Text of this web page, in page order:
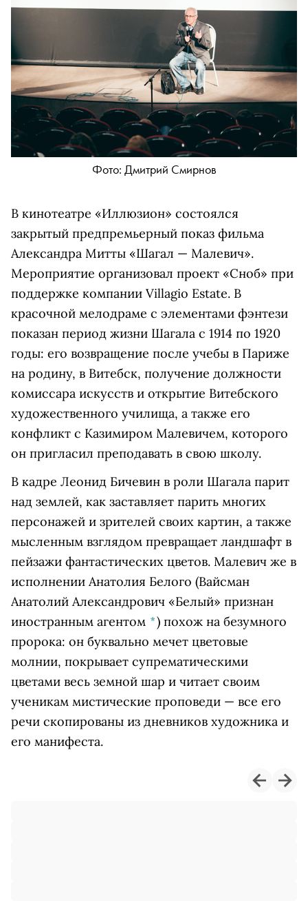
Фото: Дмитрий Смирнов
В кинотеатре «Иллюзион» состоялся
закрытый предпремьерный показ фильма
Александра Митты «Шагал — Малевич».
Мероприятие организовал проект «Сноб» при
поддержке компании Villagio Estate. В
красочной мелодраме с элементами фэнтези
показан период жизни Шагала с 1914 по 1920
годы: его возвращение после учебы в Париже
на родину, в Витебск, получение должности
комиссара искусств и открытие Витебского
художественного училища, а также его
конфликт с Казимиром Малевичем, которого
он пригласил преподавать в свою школу.
В кадре Леонид Бичевин в роли Шагала парит
над землей, как заставляет парить многих
персонажей и зрителей своих картин, а также
мысленным взглядом превращает ландшафт в
пейзажи фантастических цветов. Малевич же в
исполнении Анатолия Белого (Вайсман
Анатолий Александрович «Белый» признан
иностранным агентом *) похож на безумного
пророка: он буквально мечет цветовые
молнии, покрывает супрематическими
цветами весь земной шар и читает своим
ученикам мистические проповеди — все его
речи скопированы из дневников художника и
его манифеста.